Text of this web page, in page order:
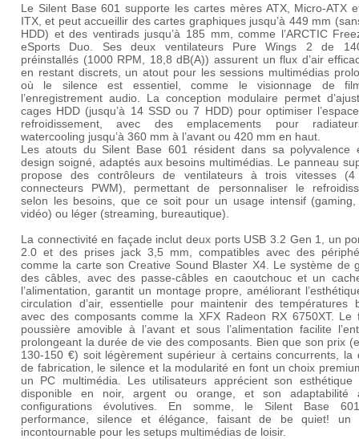
Le Silent Base 601 supporte les cartes mères ATX, Micro-ATX
ITX, et peut accueillir des cartes graphiques jusqu’à 449 mm
HDD) et des ventirads jusqu’à 185 mm, comme l’ARCTIC
eSports Duo. Ses deux ventilateurs Pure Wings 2 de
préinstallés (1000 RPM, 18,8 dB(A)) assurent un flux d’air
en restant discrets, un atout pour les sessions multimédias
où le silence est essentiel, comme le visionnage de
l’enregistrement audio. La conception modulaire permet
cages HDD (jusqu’à 14 SSD ou 7 HDD) pour optimiser
refroidissement, avec des emplacements pour
watercooling jusqu’à 360 mm à l’avant ou 420 mm en haut.
Les atouts du Silent Base 601 résident dans sa polyvalence
design soigné, adaptés aux besoins multimédias. Le panneau
propose des contrôleurs de ventilateurs à trois vitesses
connecteurs PWM), permettant de personnaliser le
selon les besoins, que ce soit pour un usage intensif (gaming,
vidéo) ou léger (streaming, bureautique).
La connectivité en façade inclut deux ports USB 3.2 Gen 1, un
2.0 et des prises jack 3,5 mm, compatibles avec des
comme la carte son Creative Sound Blaster X4. Le système de
des câbles, avec des passe-câbles en caoutchouc et un
l’alimentation, garantit un montage propre, améliorant
circulation d’air, essentielle pour maintenir des températures
avec des composants comme la XFX Radeon RX 6750XT. Le
poussière amovible à l’avant et sous l’alimentation facilite
prolongeant la durée de vie des composants. Bien que son prix
130-150 €) soit légèrement supérieur à certains concurrents, la
de fabrication, le silence et la modularité en font un choix
un PC multimédia. Les utilisateurs apprécient son esthétique
disponible en noir, argent ou orange, et son adaptabilité
configurations évolutives. En somme, le Silent Base
performance, silence et élégance, faisant de be quiet! un
incontournable pour les setups multimédias de loisir.